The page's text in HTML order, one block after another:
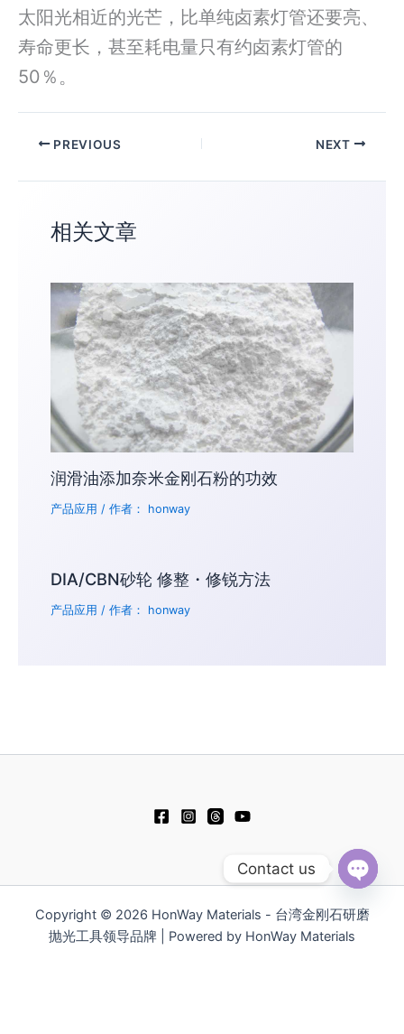
太阳光相近的光芒，比单纯卤素灯管还要亮、
寿命更长，甚至耗电量只有约卤素灯管的
50％。
PREVIOUS NEXT
相关文章
润滑油添加奈米金刚石粉的功效
产品应用 / 作者： honway
DIA/CBN砂轮 修整・修锐方法
产品应用 / 作者： honway
Copyright © 2026 HonWay Materials - 台湾金刚石研磨
抛光工具领导品牌 | Powered by HonWay Materials
Contact us
Open
chaty